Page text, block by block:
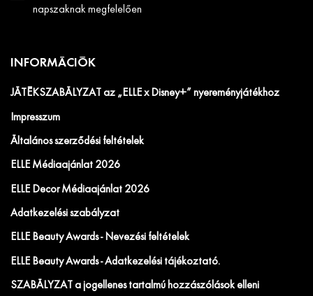
napszaknak megfelelően
INFORMÁCIÓK
JÁTÉKSZABÁLYZAT az „ELLE x Disney+” nyereményjátékhoz
Impresszum
Általános szerződési feltételek
ELLE Médiaajánlat 2026
ELLE Decor Médiaajánlat 2026
Adatkezelési szabályzat
ELLE Beauty Awards - Nevezési feltételek
ELLE Beauty Awards - Adatkezelési tájékoztató.
SZABÁLYZAT a jogellenes tartalmú hozzászólások elleni